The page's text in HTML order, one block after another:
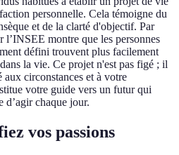
personnelle. Cela témoigne du
et de la clarté d'objectif. Par
l’INSEE montre que les personnes
défini trouvent plus facilement
la vie. Ce projet n'est pas figé ; il
circonstances et à votre
votre guide vers un futur qui
d’agir chaque jour.
vos passions